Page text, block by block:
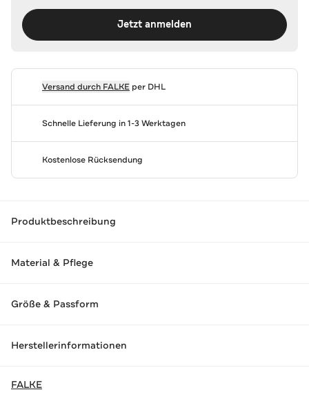
Jetzt anmelden
Versand durch FALKEper DHL
Schnelle Lieferung in 1-3 Werktagen
Kostenlose Rücksendung
Produktbeschreibung
Material & Pflege
Größe & Passform
Herstellerinformationen
FALKE